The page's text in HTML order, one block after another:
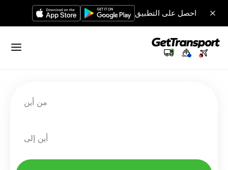
احصل على التطبيق
من أين
أين إلى